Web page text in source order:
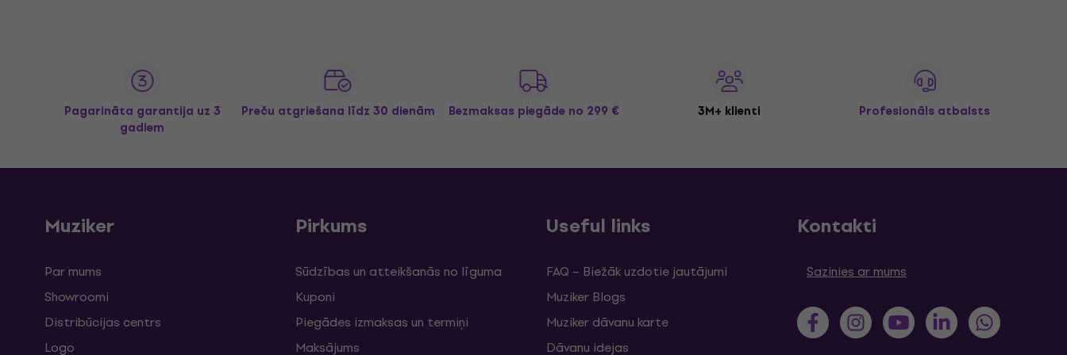
Pagarināta garantija uz 3
gadiem
Preču atgriešana līdz 30 dienām Bezmaksas piegāde no 299 € 3M+ klienti Profesionāls atbalsts
Muziker
Par mums
Showroomi
Distribūcijas centrs
Logo
Pirkums
Sūdzības un atteikšanās no līguma
Kuponi
Piegādes izmaksas un termiņi
Maksājums
Useful links
FAQ – Biežāk uzdotie jautājumi
Muziker Blogs
Muziker dāvanu karte
Dāvanu idejas
Kontakti
Sazinies ar mums